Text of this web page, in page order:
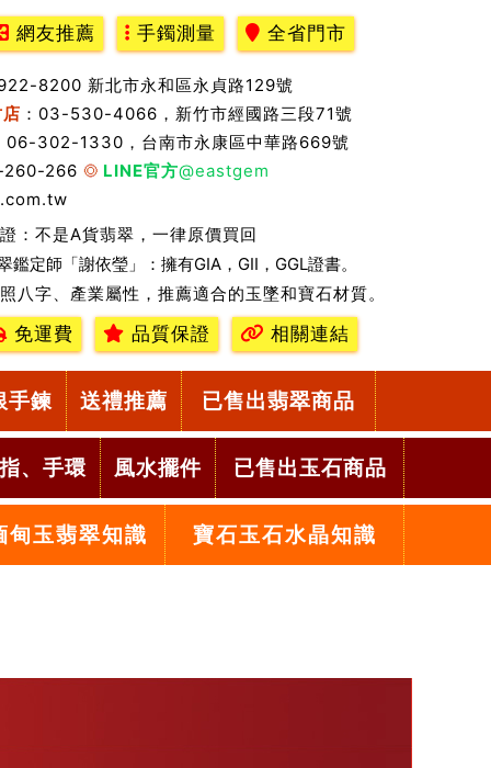
網友推薦 手鐲測量 全省門市
8200 新北市永和區永貞路129號
：03-530-4066，新竹市經國路三段71號
06-302-1330，台南市永康區中華路669號
260-266
LINE官方@eastgem
：不是A貨翡翠，一律原價買回
鑑定師「謝依瑩」：擁有GIA，GII，GGL證書。
八字、產業屬性，推薦適合的玉墜和寶石材質。
免運費
品質保證 相關連結
手鍊 送禮推薦 已售出翡翠商品
、手環 風水擺件 已售出玉石商品
甸玉翡翠知識 寶石玉石水晶知識